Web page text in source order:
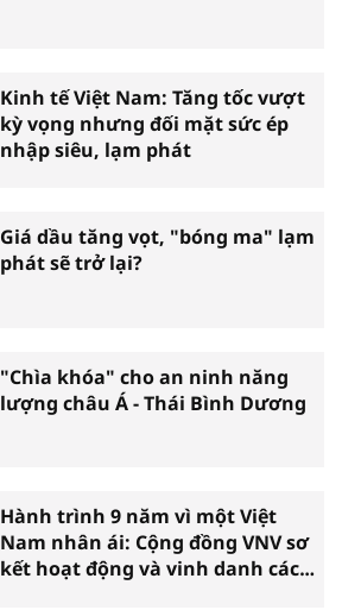
Kinh tế Việt Nam: Tăng tốc vượt
kỳ vọng nhưng đối mặt sức ép
nhập siêu, lạm phát
Giá dầu tăng vọt, "bóng ma" lạm
phát sẽ trở lại?
"Chìa khóa" cho an ninh năng
lượng châu Á - Thái Bình Dương
Hành trình 9 năm vì một Việt
Nam nhân ái: Cộng đồng VNV sơ
kết hoạt động và vinh danh các